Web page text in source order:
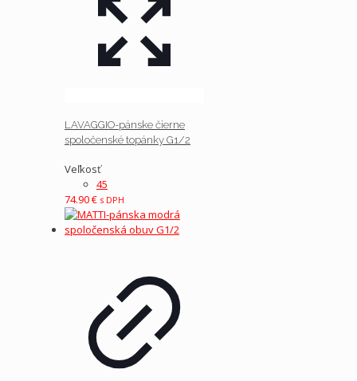
LAVAGGIO-pánske čierne
spoločenské topánky G1/2
Veľkosť
45
74.90€ s DPH